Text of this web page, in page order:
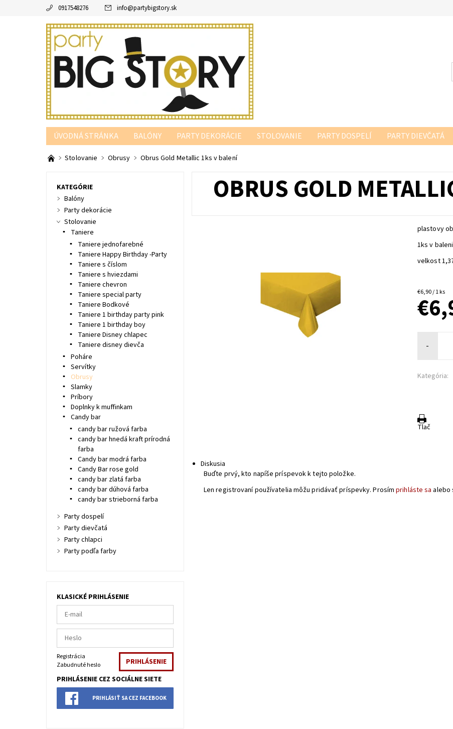
0917548276 info@partybigstory.sk
ÚVODNÁ STRÁNKA BALÓNY PARTY DEKORÁCIE STOLOVANIE PARTY DOSPELÍ PARTY DIEVČATÁ
PARTY PODĽA FARBY
Stolovanie Obrusy Obrus Gold Metallic 1ks v balení
OBRUS GOLD
plastovy
1ks v baleni
velkost
€6,90 / 1 ks
-
Kategória:
Tlač
Diskusia
Buďte prvý, kto napíše príspevok k tejto položke.
Len registrovaní používatelia môžu pridávať príspevky. Prosímprihláste sa alebo
KATEGÓRIE
Balóny
Party dekorácie
Stolovanie
Taniere
Taniere jednofarebné
Taniere Happy Birthday -Party
Taniere s číslom
Taniere s hviezdami
Taniere chevron
Taniere special party
Taniere Bodkové
Taniere 1 birthday party pink
Taniere 1 birthday boy
Taniere Disney chlapec
Taniere disney dievča
Poháre
Servítky
Obrusy
Slamky
Príbory
Doplnky k muffinkam
Candy bar
candy bar ružová farba
candy bar hnedá kraft prírodná
farba
Candy bar modrá farba
Candy Bar rose gold
candy bar zlatá farba
candy bar dúhová farba
candy bar strieborná farba
Party dospelí
Party dievčatá
Party chlapci
Party podľa farby
KLASICKÉ PRIHLÁSENIE
Registrácia
Zabudnuté heslo
PRIHLÁSENIE CEZ SOCIÁLNE SIETE
PRIHLÁSIŤ SA CEZ FACEBOOK